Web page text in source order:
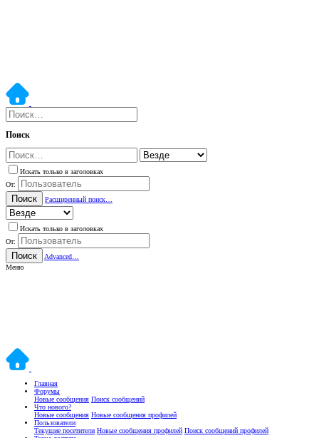
Поиск
Искать только в заголовках
От:
Поиск Расширенный поиск…
Искать только в заголовках
От:
Поиск
Advanced…
Меню
Главная
Форумы
Новые сообщения Поиск сообщений
Что нового?
Новые сообщения Новые сообщения профилей
Пользователи
Текущие посетители Новые сообщения профилей Поиск сообщений профилей